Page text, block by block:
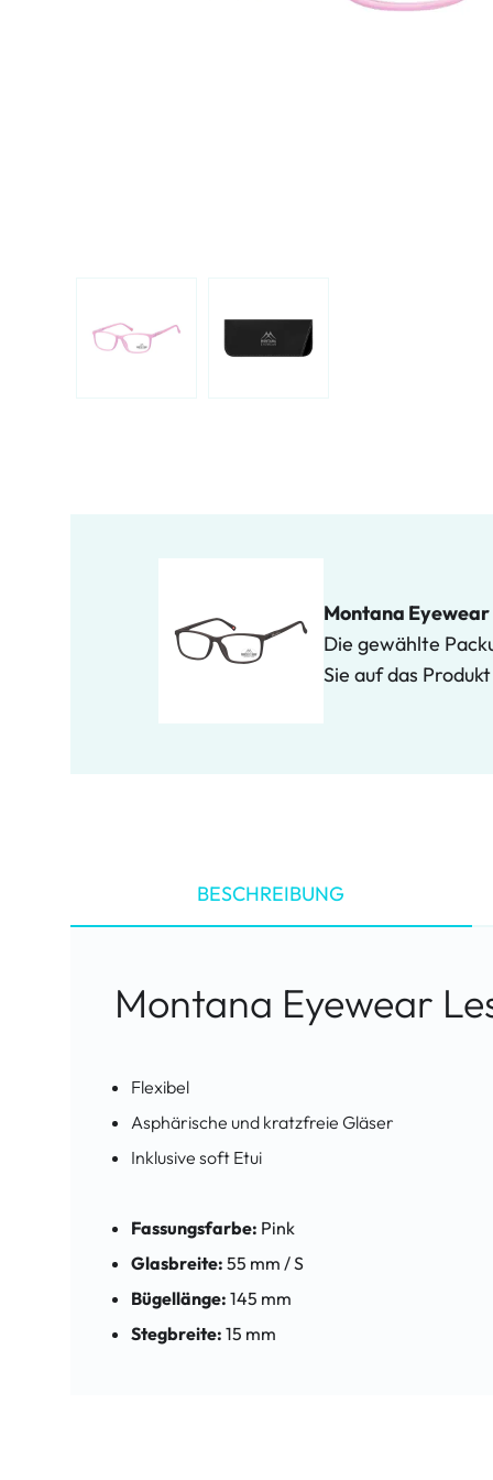
Montana
Die gewählte
Sie auf das
BESCHREIBUNG
Montana Eyewear
Flexibel
Asphärische und kratzfreie Gläser
Inklusive soft Etui
Fassungsfarbe: Pink
Glasbreite: 55 mm / S
Bügellänge: 145 mm
Stegbreite: 15 mm